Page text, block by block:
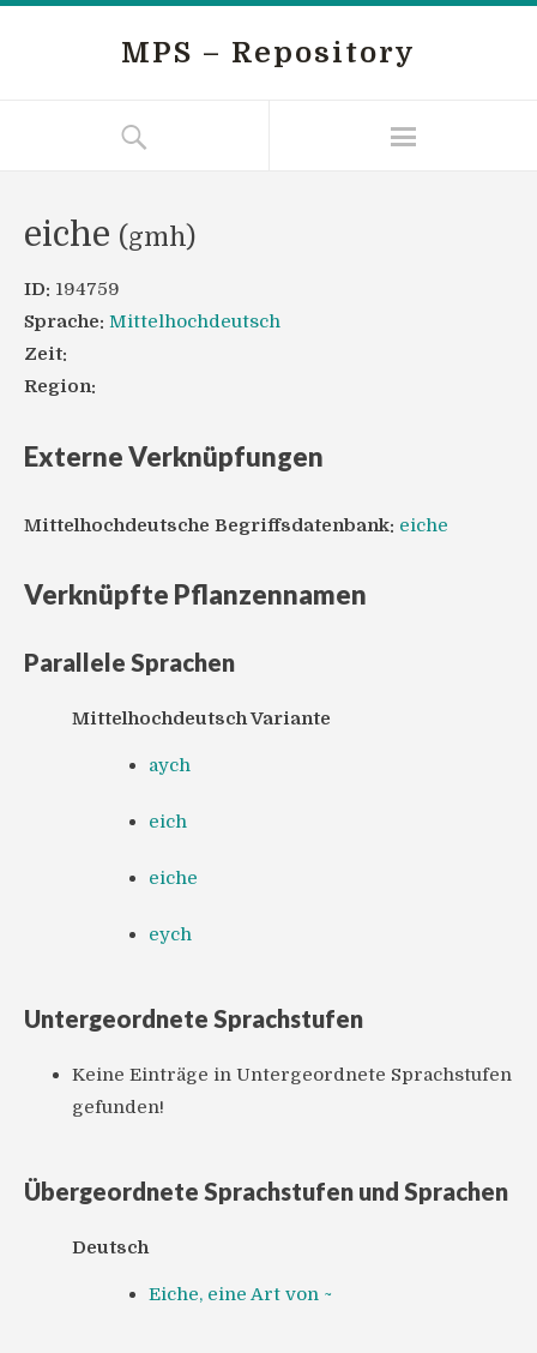
MPS – Repository
eiche (gmh)
ID: 194759
Sprache: Mittelhochdeutsch
Zeit:
Region:
Externe Verknüpfungen
Mittelhochdeutsche Begriffsdatenbank: eiche
Verknüpfte Pflanzennamen
Parallele Sprachen
Mittelhochdeutsch Variante
aych
eich
eiche
eych
Untergeordnete Sprachstufen
Keine Einträge in Untergeordnete Sprachstufen
gefunden!
Übergeordnete Sprachstufen und Sprachen
Deutsch
Eiche, eine Art von ~